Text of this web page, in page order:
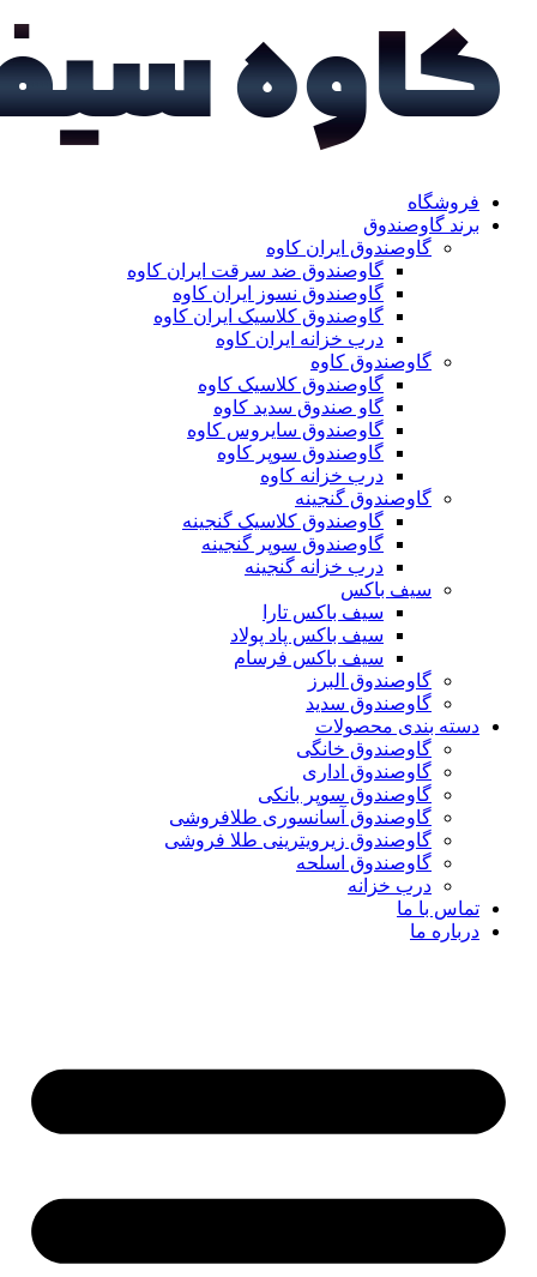
فروشگاه
برند گاوصندوق
گاوصندوق ایران کاوه
گاوصندوق ضد سرقت ایران کاوه
گاوصندوق نسوز ایران کاوه
گاوصندوق کلاسیک ایران کاوه
درب خزانه ایران کاوه
گاوصندوق کاوه
گاوصندوق کلاسیک کاوه
گاو صندوق سدید کاوه
گاوصندوق سایروس کاوه
گاوصندوق سوپر کاوه
درب خزانه کاوه
گاوصندوق گنجینه
گاوصندوق کلاسیک گنجینه
گاوصندوق سوپر گنجینه
درب خزانه گنجینه
سیف باکس
سیف باکس تارا
سیف باکس پاد پولاد
سیف باکس فرسام
گاوصندوق البرز
گاوصندوق سدید
دسته بندی محصولات
گاوصندوق خانگی
گاوصندوق اداری
گاوصندوق سوپر بانکی
گاوصندوق آسانسوری طلافروشی
گاوصندوق زیرویترینی طلا فروشی
گاوصندوق اسلحه
درب خزانه
تماس با ما
درباره ما